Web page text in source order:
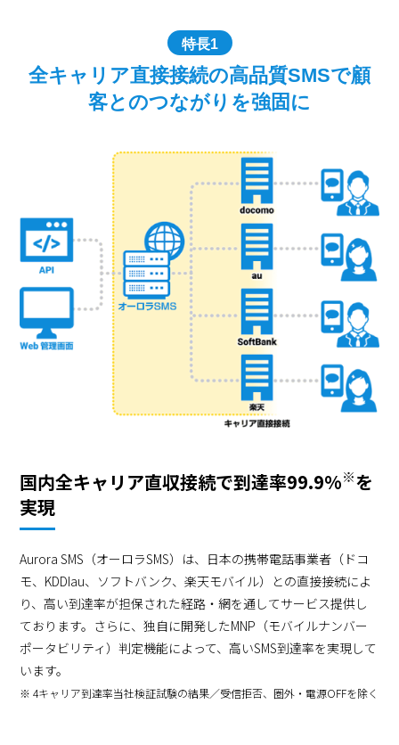
特長1
全キャリア直接接続の高品質SMSで顧
客とのつながりを強固に
国内全キャリア直収接続で到達率99.9%※を
実現
Aurora SMS（オーロラSMS）は、日本の携帯電話事業者（ドコ
モ、KDDIau、ソフトバンク、楽天モバイル）との直接接続によ
り、高い到達率が担保された経路・網を通してサービス提供し
ております。さらに、独自に開発したMNP（モバイルナンバー
ポータビリティ）判定機能によって、高いSMS到達率を実現して
います。
※ 4キャリア到達率当社検証試験の結果／受信拒否、圏外・電源OFFを除く